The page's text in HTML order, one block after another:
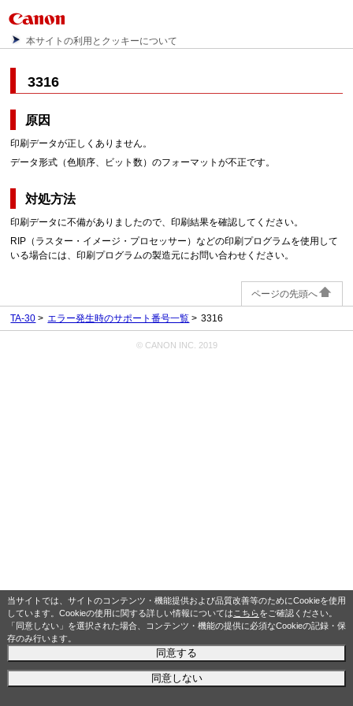
当サイトでは、サイトのコンテンツ・機能提供および品質改善等のためにCookieを使用
しています。Cookieの使用に関する詳しい情報については こちらをご確認ください。
「同意しない」を選択された場合、コンテンツ・機能の提供に必須なCookieの記録・保
存のみ行います。
同意する
同意しない
本サイトの利用とクッキーについて
3316
原因
印刷データが正しくありません。
データ形式（色順序、ビット数）のフォーマットが不正です。
対処方法
印刷データに不備がありましたので、印刷結果を確認してください。
RIP（ラスター・イメージ・プロセッサー）などの印刷プログラムを使用して
いる場合には、印刷プログラムの製造元にお問い合わせください。
ページの先頭へ
TA-30 エラー発生時のサポート番号一覧 3316
© CANON INC. 2019